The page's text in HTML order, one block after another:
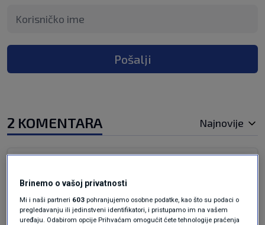
Pošalji
2 KOMENTARA Najnovije
😂😂 možda zato što je Trump budala pa koga
briga ....
Brinemo o vašoj privatnosti
Mi i naši partneri 603 pohranjujemo osobne podatke, kao što su podaci o
pregledavanju ili jedinstveni identifikatori, i pristupamo im na vašem
uređaju. Odabirom opcije Prihvaćam omogućit ćete tehnologije praćenja